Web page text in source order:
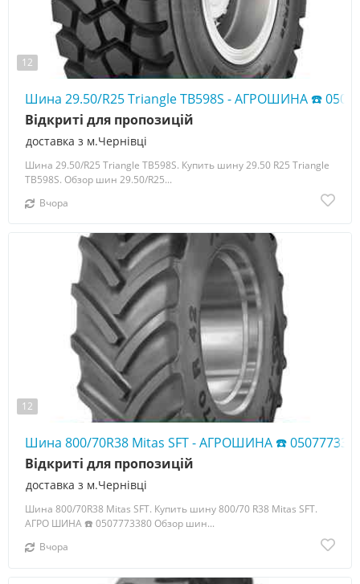
12
Шина 29.50/R25 Triangle TB598S - АГРОШИНА ☎️
доставка з м.Чернівці
Відкриті для пропозицій
Шина 29.50/R25 Triangle TB598S. Купить шину 29.50 R25 Triangle
TB598S. Обзор шин 29.50/R25...
Вчора
12
Шина 800/70R38 Mitas SFT - АГРОШИНА ☎️
доставка з м.Чернівці
Відкриті для пропозицій
Шина 800/70R38 Mitas SFT. Купить шину 800/70 R38 Mitas SFT.
АГРО ШИНА ☎️ 0507773380 Обзор шин...
Вчора